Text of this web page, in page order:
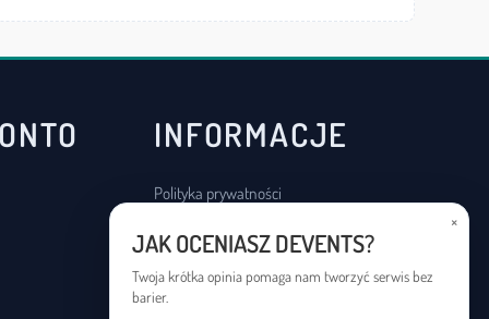
INFORMACJE
Polityka prywatności
Deklaracja dostępności
×
JAK OCENIASZ DEVENTS?
Twoja krótka opinia pomaga nam tworzyć serwis bez
barier.